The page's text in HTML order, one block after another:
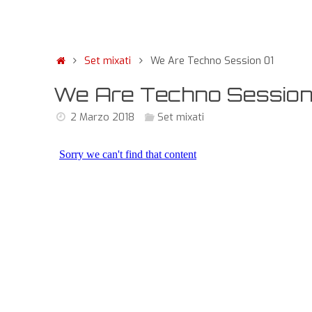
Set mixati We Are Techno Session 01
We Are Techno
2 Marzo 2018 Set mixati